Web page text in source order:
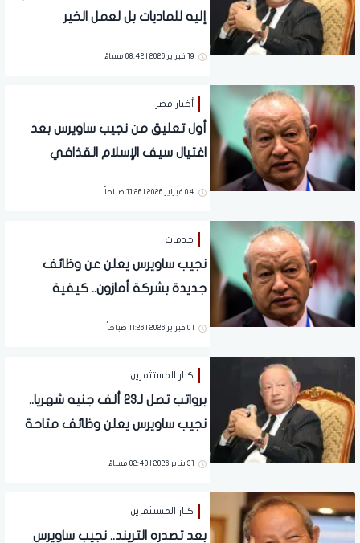
إليه للماديات بل لعمل الخير
19 فبراير 2026 | 08:42 مساءً
أخبار مصر
أول تعليق من نجيب ساويرس بعد
اغتيال سيف الإسلام القذافي
04 فبراير 2026 | 11:26 صباحاً
خدمات
نجيب ساويرس يعلن عن وظائف
جديدة بشركة أمازون.. كيفية
01 فبراير 2026 | 11:26 صباحاً
كبار المستثمرين
برواتب تصل لـ23 ألف جنيه شهريا..
نجيب ساويرس يعلن وظائف متاحة
31 يناير 2026 | 02:48 مساءً
كبار المستثمرين
بعد تصدره التريند.. نجيب ساويرس